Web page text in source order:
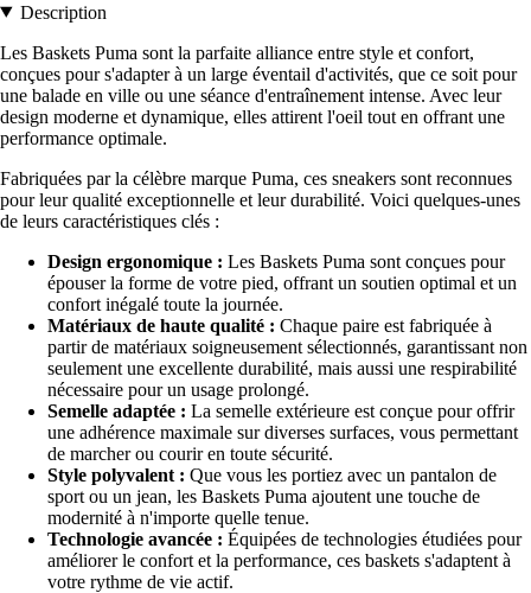
Description
Les Baskets Puma sont la parfaite alliance entre style et confort,
conçues pour s'adapter à un large éventail d'activités, que ce soit pour
une balade en ville ou une séance d'entraînement intense. Avec leur
design moderne et dynamique, elles attirent l'oeil tout en offrant une
performance optimale.
Fabriquées par la célèbre marque Puma, ces sneakers sont reconnues
pour leur qualité exceptionnelle et leur durabilité. Voici quelques-unes
de leurs caractéristiques clés :
Design ergonomique : Les Baskets Puma sont conçues pour
épouser la forme de votre pied, offrant un soutien optimal et un
confort inégalé toute la journée.
Matériaux de haute qualité : Chaque paire est fabriquée à
partir de matériaux soigneusement sélectionnés, garantissant non
seulement une excellente durabilité, mais aussi une respirabilité
nécessaire pour un usage prolongé.
Semelle adaptée : La semelle extérieure est conçue pour offrir
une adhérence maximale sur diverses surfaces, vous permettant
de marcher ou courir en toute sécurité.
Style polyvalent : Que vous les portiez avec un pantalon de
sport ou un jean, les Baskets Puma ajoutent une touche de
modernité à n'importe quelle tenue.
Technologie avancée : Équipées de technologies étudiées pour
améliorer le confort et la performance, ces baskets s'adaptent à
votre rythme de vie actif.